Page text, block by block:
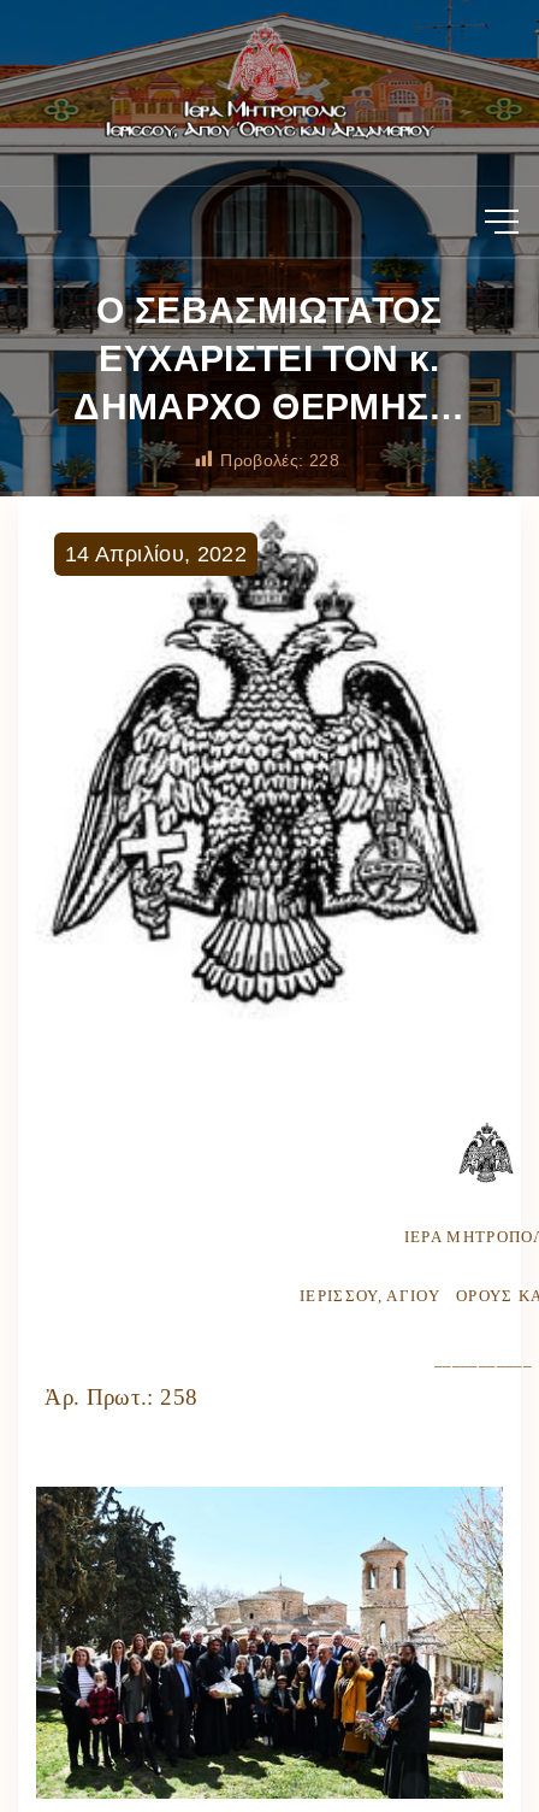
Ο ΣΕΒΑΣΜΙΩΤΑΤΟΣ
ΕΥΧΑΡΙΣΤΕΙ ΤΟΝ κ.
ΔΗΜΑΡΧΟ ΘΕΡΜΗΣ…
Προβολές: 228
14 Απριλίου, 2022
ΙΕΡΑ
ΙΕΡΙΣΣΟΥ, ΑΓΙΟΥ ΟΡΟΥΣ
Ἀρ. Πρωτ.: 258